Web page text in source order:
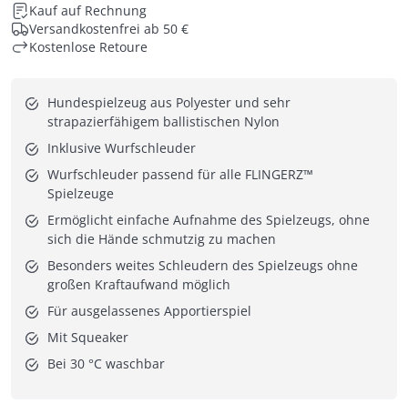
Kauf auf Rechnung
Versandkostenfrei ab 50 €
Kostenlose Retoure
Hundespielzeug aus Polyester und sehr
strapazierfähigem ballistischen Nylon
Inklusive Wurfschleuder
Wurfschleuder passend für alle FLINGERZ™
Spielzeuge
Ermöglicht einfache Aufnahme des Spielzeugs, ohne
sich die Hände schmutzig zu machen
Besonders weites Schleudern des Spielzeugs ohne
großen Kraftaufwand möglich
Für ausgelassenes Apportierspiel
Mit Squeaker
Bei 30 °C waschbar